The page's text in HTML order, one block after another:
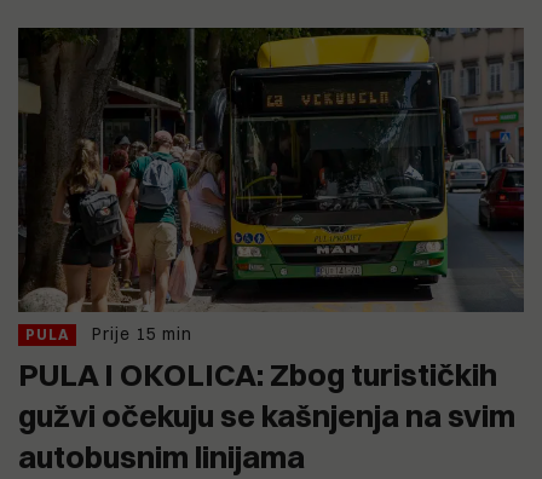
PULA Prije 15 min
PULA I OKOLICA: Zbog turističkih
gužvi očekuju se kašnjenja na svim
autobusnim linijama